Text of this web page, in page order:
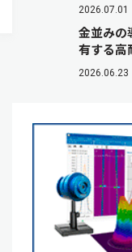
2026.07.01
金並みの
有する高
2026.06.23